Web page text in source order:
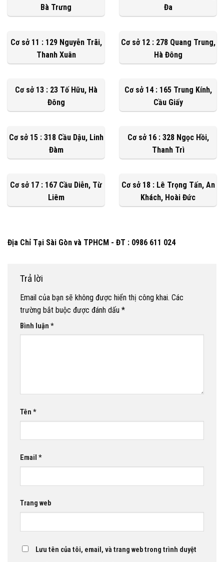
Bà Trưng
Đa
Cơ sở 11 : 129 Nguyễn Trãi,
Thanh Xuân
Cơ sở 12 : 278 Quang Trung,
Hà Đông
Cơ sở 13 : 23 Tố Hữu, Hà
Đông
Cơ sở 14 : 165 Trung Kính,
Cầu Giấy
Cơ sở 15 : 318 Cầu Dậu, Linh
Đàm
Cơ sở 16 : 328 Ngọc Hồi,
Thanh Trì
Cơ sở 17 : 167 Cầu Diễn, Từ
Liêm
Cơ sở 18 : Lê Trọng Tấn, An
Khách, Hoài Đức
Địa Chỉ Tại Sài Gòn và TPHCM - ĐT : 0986 611 024
Trả lời
Email của bạn sẽ không được hiển thị công khai. Các
trường bắt buộc được đánh dấu *
Bình luận *
Tên *
Email *
Trang web
Lưu tên của tôi, email, và trang web trong trình duyệt